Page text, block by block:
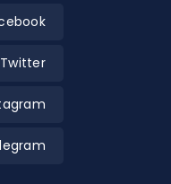
Twitter